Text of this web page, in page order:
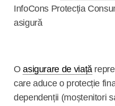
InfoCons Protecția
asigură
Oasigurare de viață
care aduce o protecție
dependenții (moștenitori